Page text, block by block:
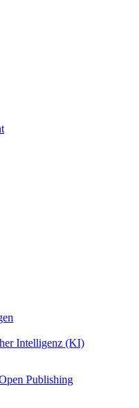
Intelligenz (KI)
Publishing